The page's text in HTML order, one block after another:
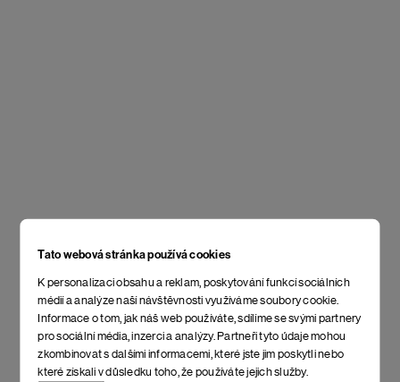
Tato webová stránka používá cookies
K personalizaci obsahu a reklam, poskytování funkcí sociálních
médií a analýze naší návštěvnosti využíváme soubory cookie.
Informace o tom, jak náš web používáte, sdílíme se svými partnery
pro sociální média, inzerci a analýzy. Partneři tyto údaje mohou
zkombinovat s dalšími informacemi, které jste jim poskytli nebo
které získali v důsledku toho, že používáte jejich služby.